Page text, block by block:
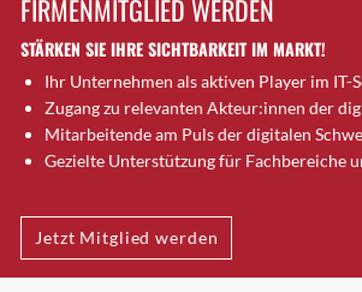
Brugg AG
Brütten
Bubendorf
Bubikon
Buchs (SG)
Bäretswil
Bülach
Cazis
FIRMENMITGLIED WERDEN
STÄRKEN SIE IHRE SICHTBARKEIT IM MARKT!
Ihr Unternehmen als aktiven Player im IT-
Zugang zu relevanten Akteur:innen der
Mitarbeitende am Puls der digitalen
Gezielte Unterstützung für Fachbereiche
Jetzt Mitglied werden